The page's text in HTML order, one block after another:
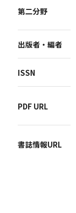
第二分野
出版者・編者
ISSN
PDF URL
書誌情報URL